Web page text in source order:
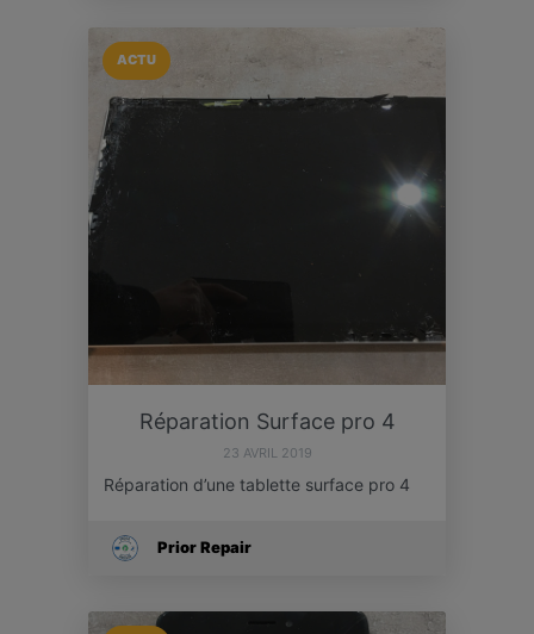
ACTU
Réparation Surface pro 4
23 AVRIL 2019
Réparation d’une tablette surface pro 4
Prior Repair